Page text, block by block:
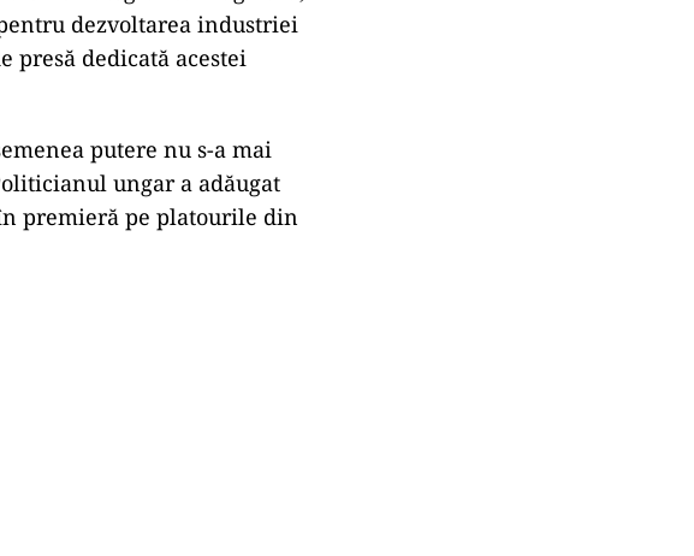
dezvoltarea industriei
presă dedicată acestei
putere nu s-a mai
ungar a adăugat
premieră pe platourile din